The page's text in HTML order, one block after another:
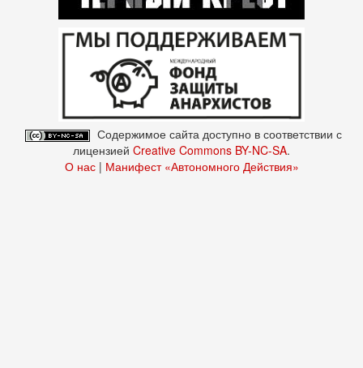
Содержимое сайта доступно в соответствии с
лицензией Creative Commons BY-NC-SA.
О нас| Манифест «Автономного Действия»